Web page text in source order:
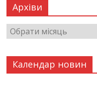
Архіви
Календар новин